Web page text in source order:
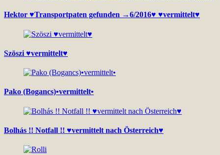
Hektor ♥Transportpaten gefunden →6/2016♥ ♥vermittelt♥
Szöszi ♥vermittelt♥
Pako (Bogancs)•vermittelt•
Bolhás !! Notfall !! ♥vermittelt nach Österreich♥